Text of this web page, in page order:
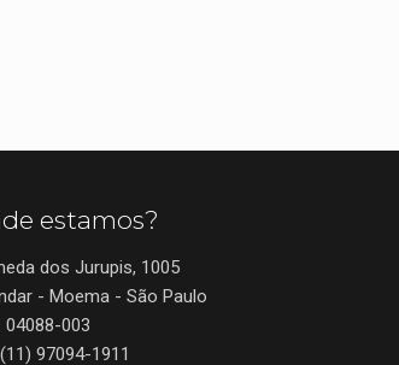
estamos?
dos Jurupis, 1005
- Moema - São Paulo
04088-003
97094-1911